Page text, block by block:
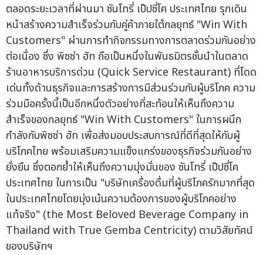
ตลอดระยะเวลาที่ผ่านมา ซันโทรี่ เป๊ปซี่โค ประเทศไทย รุกเดิน
หน้าสร้างความสำเร็จร่วมกับคู่ค้าภายใต้กลยุทธ์ "Win With
Customers" ผ่านการทำกิจกรรมทางการตลาดร่วมกันอย่าง
ต่อเนื่อง ซึ่ง พิซซ่า ฮัท ถือเป็นหนึ่งในพันธมิตรชั้นนำในตลาด
ร้านอาหารบริการด่วน (Quick Service Restaurant) ที่โดด
เด่นทั้งด้านธุรกิจและการสร้างการมีส่วนร่วมกับผู้บริโภค ความ
ร่วมมือครั้งนี้เป็นอีกหนึ่งตัวอย่างที่สะท้อนให้เห็นถึงความ
สำเร็จของกลยุทธ์ "Win With Customers" ในการผนึก
กำลังกับพิซซ่า ฮัท เพื่อส่งมอบประสบการณ์ที่ดีที่สุดให้กับผู้
บริโภคไทย พร้อมเสริมความแข็งแกร่งของธุรกิจร่วมกันอย่าง
ยั่งยืน ซึ่งตอกย้ำให้เห็นถึงความมุ่งมั่นของ ซันโทรี่ เป๊ปซี่โค
ประเทศไทย ในการเป็น "บริษัทเครื่องดื่มที่ผู้บริโภครักมากที่สุด
ในประเทศไทยโดยมุ่งเน้นความต้องการของผู้บริโภคอย่าง
แท้จริง" (the Most Beloved Beverage Company in
Thailand with True Gemba Centricity) ตามวิสัยทัศน์
ของบริษัทฯ